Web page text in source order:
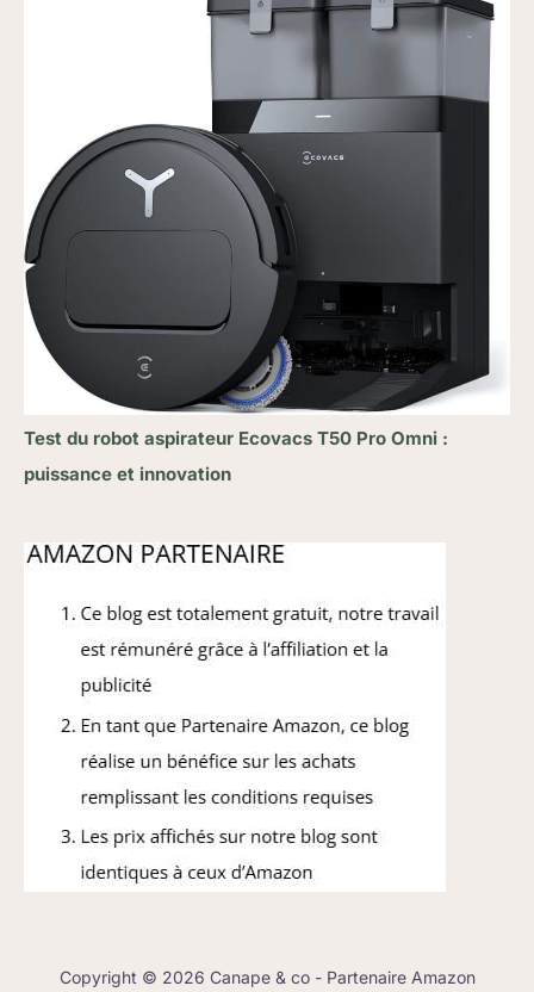
Test du robot aspirateur Ecovacs T50 Pro Omni :
puissance et innovation
Copyright © 2026 Canape & co - Partenaire Amazon